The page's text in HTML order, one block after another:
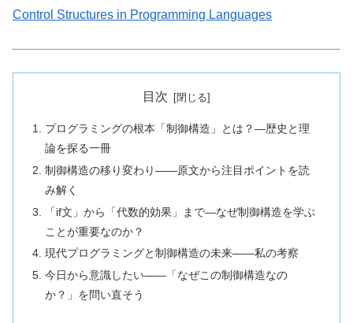
Control Structures in Programming Languages
目次
プログラミングの根本「制御構造」とは？—歴史と理
論を探る一冊
制御構造の移り変わり――原文から注目ポイントを読
み解く
「if文」から「代数的効果」まで—なぜ制御構造を学ぶ
ことが重要なのか？
現代プログラミングと制御構造の未来——私の考察
今日から意識したい——「なぜこの制御構造なの
か？」を問い直そう